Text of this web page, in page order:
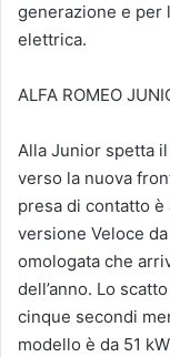
generazione e per
elettrica.
ALFA ROMEO
Alla Junior spetta
verso la nuova
presa di contatto è
versione Veloce
omologata che
dell’anno. Lo
cinque secondi
modello è da 51